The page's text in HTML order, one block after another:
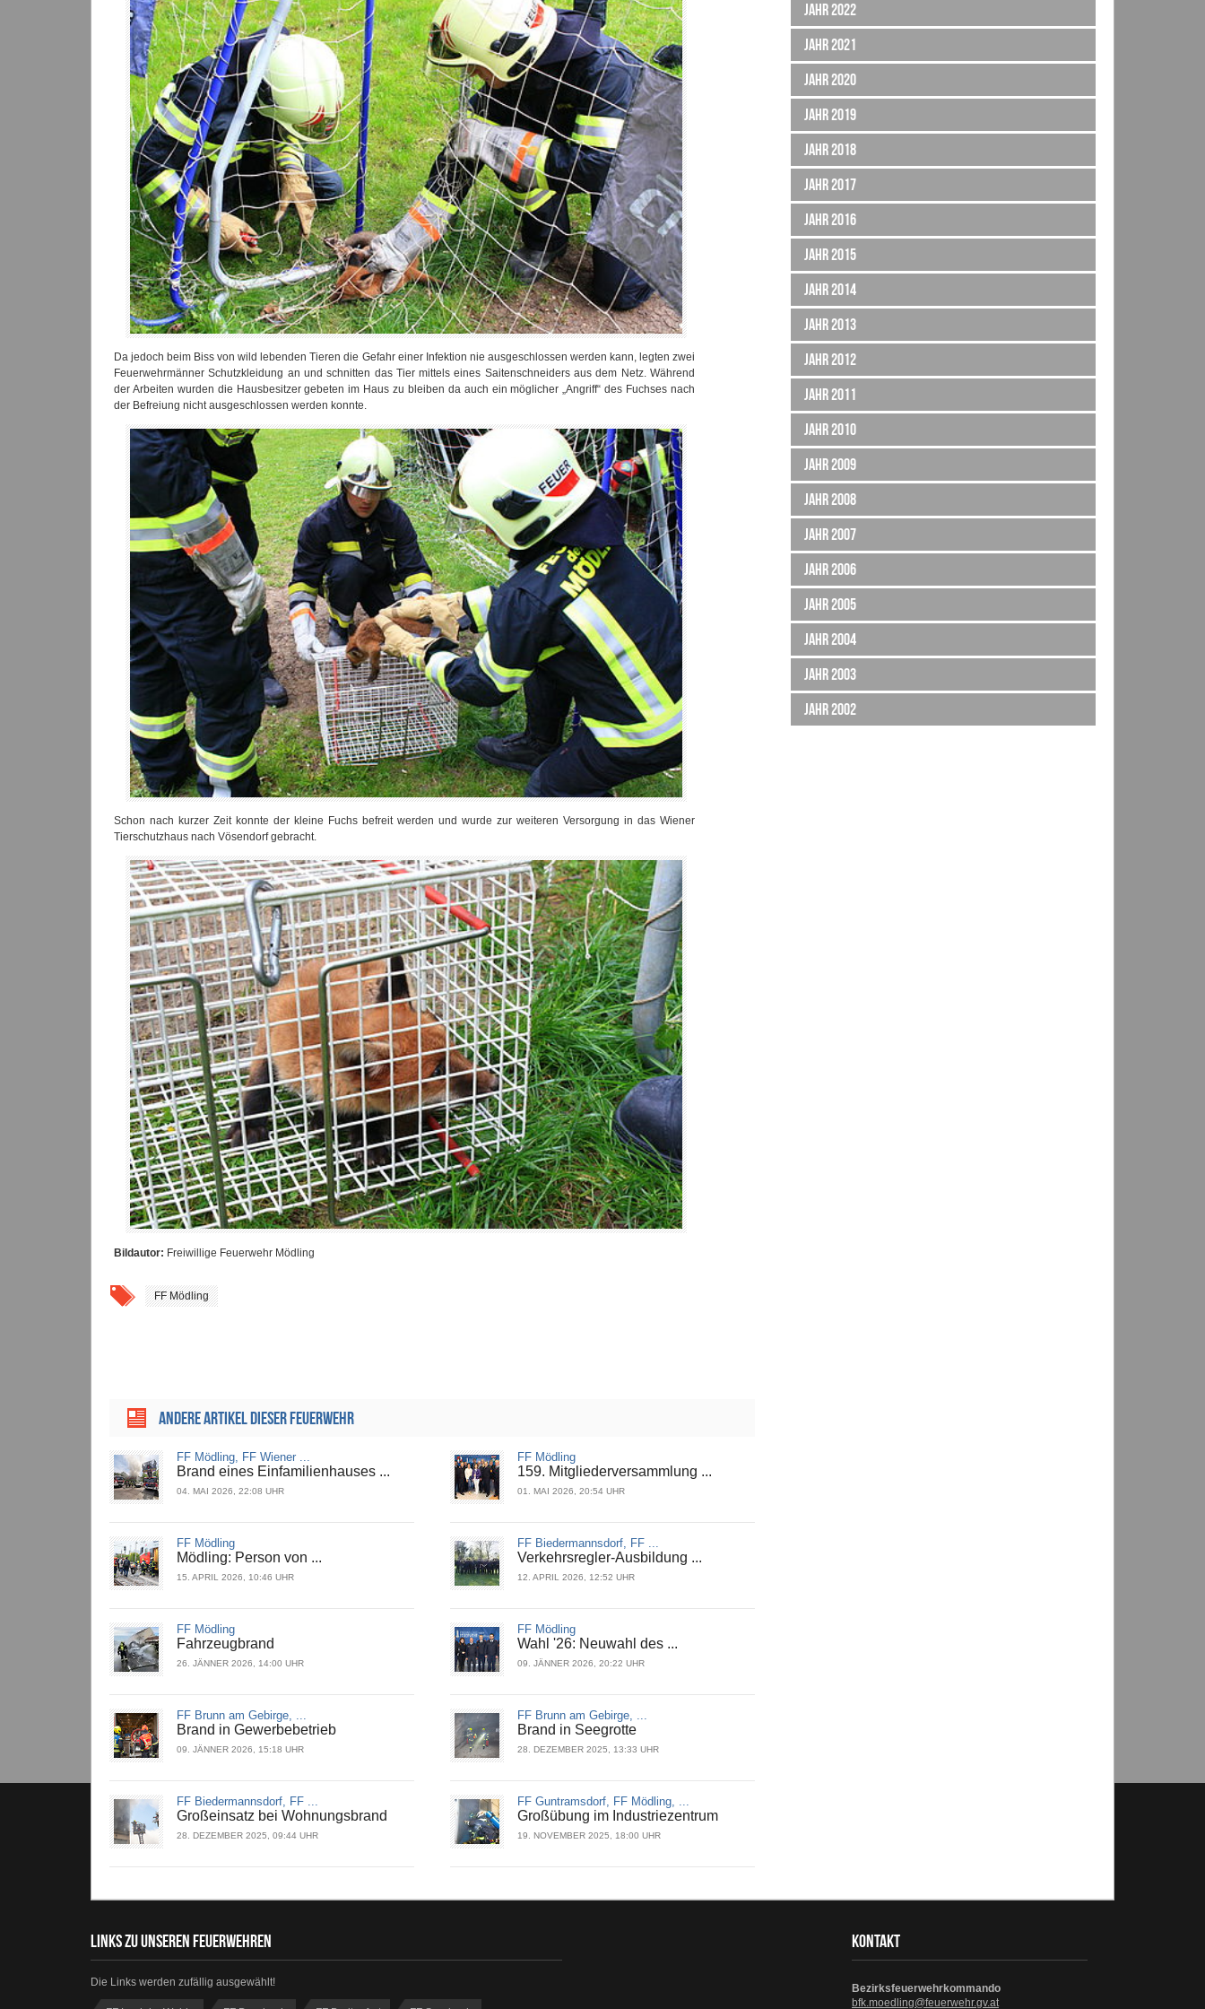
Da jedoch beim Biss von wild lebenden Tieren die Gefahr einer Infektion nie ausgeschlossen werden kann, legten zwei
Feuerwehrmänner Schutzkleidung an und schnitten das Tier mittels eines Saitenschneiders aus dem Netz. Während
der Arbeiten wurden die Hausbesitzer gebeten im Haus zu bleiben da auch ein möglicher „Angriff“ des Fuchses nach
der Befreiung nicht ausgeschlossen werden konnte.
Schon nach kurzer Zeit konnte der kleine Fuchs befreit werden und wurde zur weiteren Versorgung in das Wiener
Tierschutzhaus nach Vösendorf gebracht.
Bildautor: Freiwillige Feuerwehr Mödling
FF Mödling
ANDERE ARTIKEL DIESER FEUERWEHR
FF Mödling, FF Wiener ...
Brand eines Einfamilienhauses ...
04. MAI 2026, 22:08 UHR
FF Mödling
159. Mitgliederversammlung ...
01. MAI 2026, 20:54 UHR
FF Mödling
Mödling: Person von ...
15. APRIL 2026, 10:46 UHR
FF Biedermannsdorf, FF ...
Verkehrsregler-Ausbildung ...
12. APRIL 2026, 12:52 UHR
FF Mödling
Fahrzeugbrand
26. JÄNNER 2026, 14:00 UHR
FF Mödling
Wahl '26: Neuwahl des ...
09. JÄNNER 2026, 20:22 UHR
FF Brunn am Gebirge, ...
Brand in Gewerbebetrieb
09. JÄNNER 2026, 15:18 UHR
FF Brunn am Gebirge, ...
Brand in Seegrotte
28. DEZEMBER 2025, 13:33 UHR
FF Biedermannsdorf, FF ...
Großeinsatz bei Wohnungsbrand
28. DEZEMBER 2025, 09:44 UHR
FF Guntramsdorf, FF Mödling, ...
Großübung im Industriezentrum
19. NOVEMBER 2025, 18:00 UHR
Jahr 2022
Jahr 2021
Jahr 2020
Jahr 2019
Jahr 2018
Jahr 2017
Jahr 2016
Jahr 2015
Jahr 2014
Jahr 2013
Jahr 2012
Jahr 2011
Jahr 2010
Jahr 2009
Jahr 2008
Jahr 2007
Jahr 2006
Jahr 2005
Jahr 2004
Jahr 2003
Jahr 2002
LINKS ZU UNSEREN FEUERWEHREN
Die Links werden zufällig ausgewählt!
KONTAKT
Bezirksfeuerwehrkommando
bfk.moedling@feuerwehr.gv.at